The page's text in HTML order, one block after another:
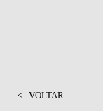
< VOLTAR